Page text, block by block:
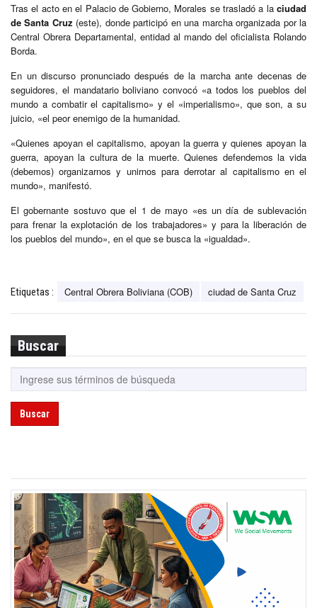
Tras el acto en el Palacio de Gobierno, Morales se trasladó a la ciudad
de Santa Cruz (este), donde participó en una marcha organizada por la
Central Obrera Departamental, entidad al mando del oficialista Rolando
Borda.
En un discurso pronunciado después de la marcha ante decenas de
seguidores, el mandatario boliviano convocó «a todos los pueblos del
mundo a combatir el capitalismo» y el «imperialismo», que son, a su
juicio, «el peor enemigo de la humanidad.
«Quienes apoyan el capitalismo, apoyan la guerra y quienes apoyan la
guerra, apoyan la cultura de la muerte. Quienes defendemos la vida
(debemos) organizarnos y unirnos para derrotar al capitalismo en el
mundo», manifestó.
El gobernante sostuvo que el 1 de mayo «es un día de sublevación
para frenar la explotación de los trabajadores» y para la liberación de
los pueblos del mundo», en el que se busca la «igualdad».
Etiquetas : Central Obrera Boliviana (COB) ciudad de Santa Cruz
Buscar
Buscar